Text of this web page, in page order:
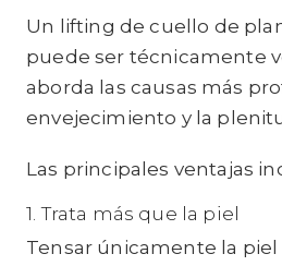
Un lifting de cuello de
puede ser técnicamente
aborda las causas más
envejecimiento y la
Las principales ventajas
1. Trata más que la piel
Tensar únicamente la